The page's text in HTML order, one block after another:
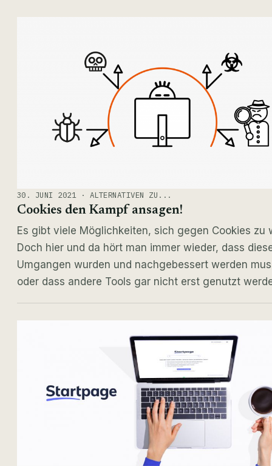
30. JUNI 2021 · ALTERNATIVEN ZU...
Cookies den Kampf ansagen!
Es gibt viele Möglichkeiten, sich gegen Cookies zu
Doch hier und da hört man immer wieder, dass
Umgangen wurden und nachgebessert werden
oder dass andere Tools gar nicht erst genutzt